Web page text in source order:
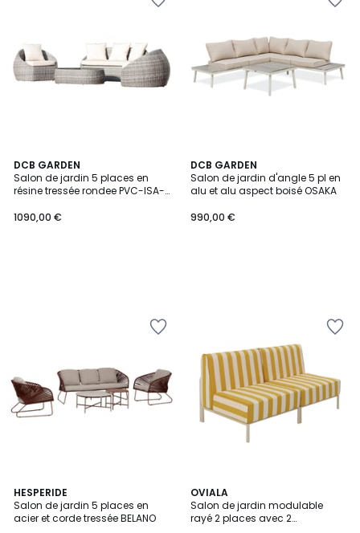
DCB GARDEN
Salon de jardin 5 places en
résine tressée rondee PVC-ISA-
1090,00 €
DCB GARDEN
Salon de jardin d'angle 5 pl en
alu et alu aspect boisé OSAKA
990,00 €
HESPERIDE
Salon de jardin 5 places en
acier et corde tressée BELANO
5
/
5
2
Couleurs
OVIALA
Salon de jardin modulable
rayé 2 places avec 2